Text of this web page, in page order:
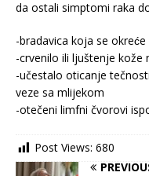
da ostali simptomi raka
-bradavica koja se
-crvenilo ili ljuštenje kože
-učestalo oticanje
veze sa mlijekom
-otečeni limfni čvorovi
Post Views: 680